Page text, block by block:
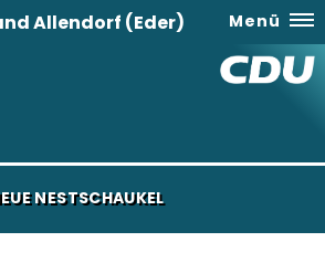
Allendorf (Eder) Menü
NESTSCHAUKEL